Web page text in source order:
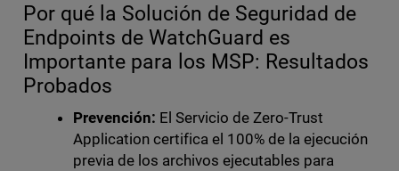
Por qué la Solución de Seguridad de
Endpoints de WatchGuard es
Importante para los MSP: Resultados
Probados
Prevención: El Servicio de Zero-Trust
Application certifica el 100% de la ejecución
previa de los archivos ejecutables para